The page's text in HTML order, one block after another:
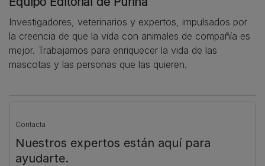
Investigadores, veterinarios y expertos, impulsados por
la creencia de que la vida con animales de compañía es
mejor. Trabajamos para enriquecer la vida de las
mascotas y las personas que las quieren.
Contacta
Nuestros expertos están aquí para
ayudarte.